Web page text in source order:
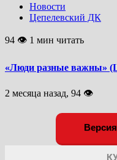
Новости
Цепелевский ДК
94 👁 1 мин читать
«Люди разные важны»
2 месяца назад, 94 👁